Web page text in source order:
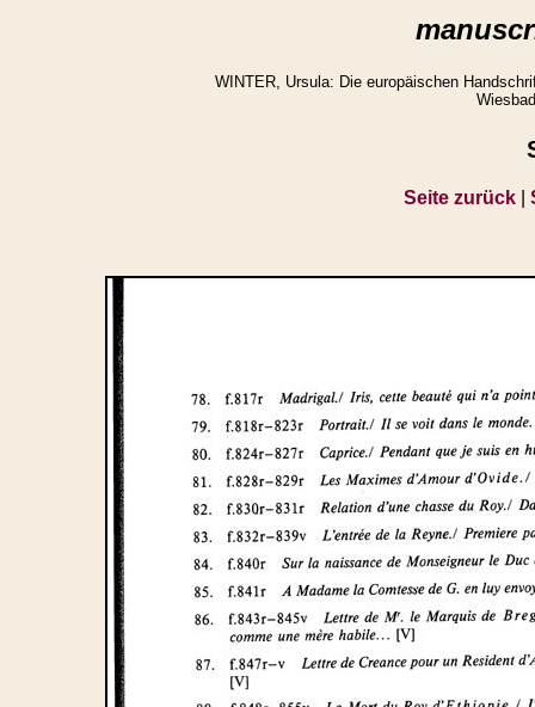
WINTER, Ursula: Die europäischen
Seite zurück|